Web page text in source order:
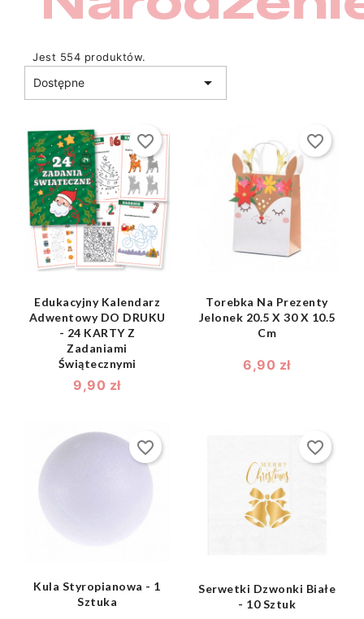
Jest 554 produktów.
Dostępne 
shopping_bag 
Edukacyjny Kalendarz
Adwentowy DO DRUKU
- 24 KARTY Z
Zadaniami
Świątecznymi
9,90 zł
favorite_border
shopping_bag 
Torebka Na Prezenty
Jelonek 20.5 X 30 X 10.5
Cm
6,90 zł
favorite_border
Kula Styropianowa - 1
Sztuka
favorite_border
shopping_bag 
Serwetki Dzwonki Białe
- 10 Sztuk
favorite_border